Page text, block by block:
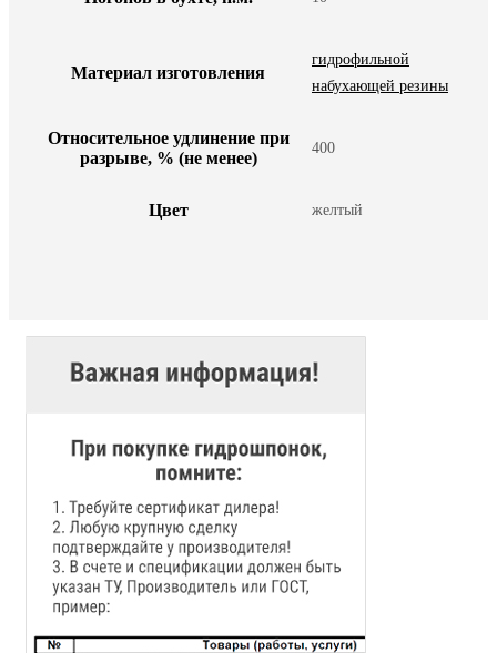
Материал изготовления
гидрофильной
набухающей резины
Относительное удлинение при
разрыве, % (не менее)
400
Цвет желтый